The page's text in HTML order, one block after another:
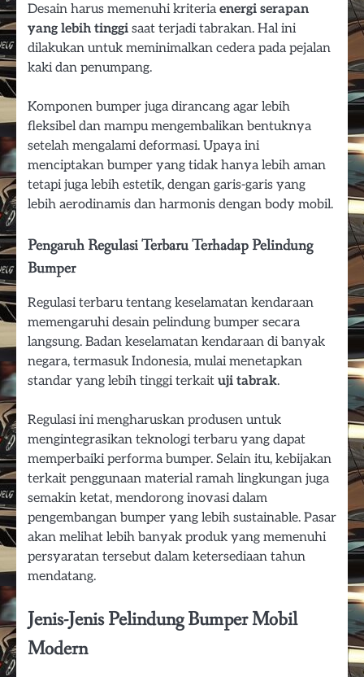
Desain harus memenuhi kriteriaenergi serapan
yang lebih tinggi saat terjadi tabrakan. Hal ini
dilakukan untuk meminimalkan cedera pada pejalan
kaki dan penumpang.
Komponen bumper juga dirancang agar lebih
fleksibel dan mampu mengembalikan bentuknya
setelah mengalami deformasi. Upaya ini
menciptakan bumper yang tidak hanya lebih aman
tetapi juga lebih estetik, dengan garis-garis yang
lebih aerodinamis dan harmonis dengan body mobil.
Pengaruh Regulasi Terbaru Terhadap Pelindung
Bumper
Regulasi terbaru tentang keselamatan kendaraan
memengaruhi desain pelindung bumper secara
langsung. Badan keselamatan kendaraan di banyak
negara, termasuk Indonesia, mulai menetapkan
standar yang lebih tinggi terkait uji tabrak.
Regulasi ini mengharuskan produsen untuk
mengintegrasikan teknologi terbaru yang dapat
memperbaiki performa bumper. Selain itu, kebijakan
terkait penggunaan material ramah lingkungan juga
semakin ketat, mendorong inovasi dalam
pengembangan bumper yang lebih sustainable. Pasar
akan melihat lebih banyak produk yang memenuhi
persyaratan tersebut dalam ketersediaan tahun
mendatang.
Jenis-Jenis Pelindung Bumper Mobil
Modern